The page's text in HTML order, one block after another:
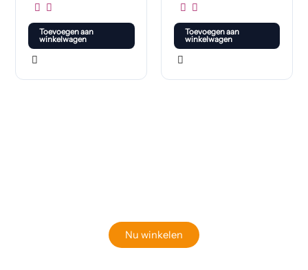
Toevoegen aan
winkelwagen
Toevoegen aan
winkelwagen
Nu winkelen